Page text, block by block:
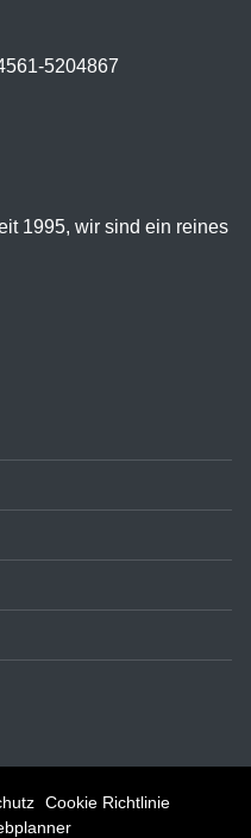
5204867
1995, wir sind ein reines
Cookie Richtlinie